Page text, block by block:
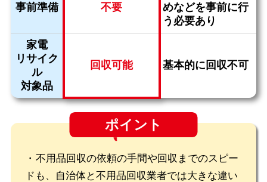
事前準備 不要
めなどを事前に行
う必要あり
家電
リサイク
ル
対象品
回収可能 基本的に回収不可
ポイント
不用品回収の依頼の手間や回収までのスピー
ドも、自治体と不用品回収業者では大きな違い